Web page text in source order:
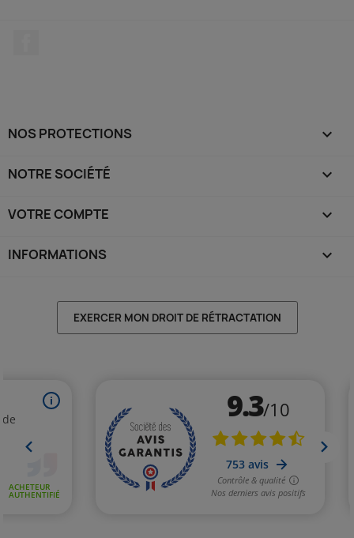
NOS PROTECTIONS 
NOTRE SOCIÉTÉ 
VOTRE COMPTE 
INFORMATIONS keyboard_arrow_down
EXERCER MON DROIT DE RÉTRACTATION